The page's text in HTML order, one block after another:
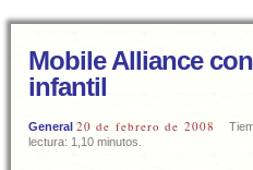
Mobile Alliance
infantil
General 20 de febrero de 2008
lectura: 1,10 minutos.